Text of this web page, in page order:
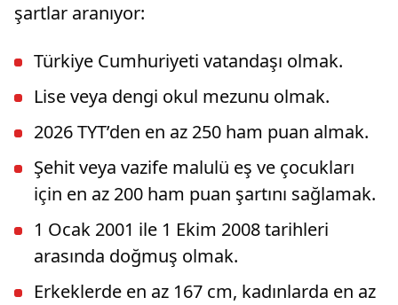
şartlar aranıyor:
Türkiye Cumhuriyeti vatandaşı olmak.
Lise veya dengi okul mezunu olmak.
2026 TYT’den en az 250 ham puan almak.
Şehit veya vazife malulü eş ve çocukları
için en az 200 ham puan şartını sağlamak.
1 Ocak 2001 ile 1 Ekim 2008 tarihleri
arasında doğmuş olmak.
Erkeklerde en az 167 cm, kadınlarda en az